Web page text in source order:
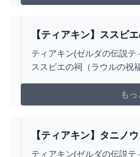
【ティアキン】ススビ
ウルの祝福【ゼルダの
グダム】
ティアキン(ゼルダの伝説
ススビエの祠（ラウルの祝
について掲載しています。
も
【ティアキン】タニノ
ラウルの祝福【ゼルダ
ティアキン(ゼルダの伝説